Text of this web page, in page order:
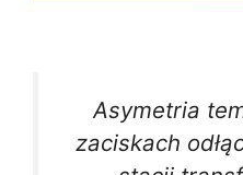
Asymetria
zaciskach